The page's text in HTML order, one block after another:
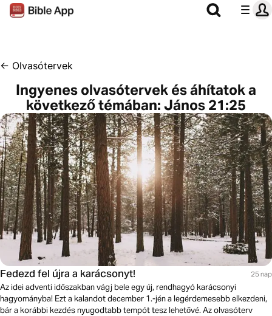
← Olvasótervek
Ingyenes olvasótervek és áhítatok a
következő témában: János 21:25
Fedezd fel újra a karácsonyt! 25 nap
Az idei adventi időszakban vágj bele egy új, rendhagyó karácsonyi
hagyományba! Ezt a kalandot december 1.-jén a legérdemesebb elkezdeni,
bár a korábbi kezdés nyugodtabb tempót tesz lehetővé. Az olvasóterv